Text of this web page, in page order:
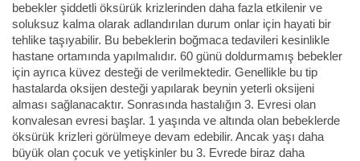
bebekler şiddetli öksürük krizlerinden daha fazla etkilenir ve
soluksuz kalma olarak adlandırılan durum onlar için hayati bir
tehlike taşıyabilir. Bu bebeklerin boğmaca tedavileri kesinlikle
hastane ortamında yapılmalıdır. 60 günü doldurmamış bebekler
için ayrıca küvez desteği de verilmektedir. Genellikle bu tip
hastalarda oksijen desteği yapılarak beynin yeterli oksijeni
alması sağlanacaktır. Sonrasında hastalığın 3. Evresi olan
konvalesan evresi başlar. 1 yaşında ve altında olan bebeklerde
öksürük krizleri görülmeye devam edebilir. Ancak yaşı daha
büyük olan çocuk ve yetişkinler bu 3. Evrede biraz daha